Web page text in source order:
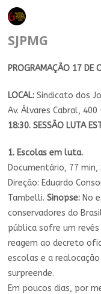
SJPMG
PROGRAMAÇÃO 17 DE
LOCAL:Sindicato dos
Av. Álvares Cabral, 400
18:30. SESSÃO LUTA
1. Escolas em luta.
Documentário, 77
Direção: Eduardo
Tambelli.Sinopse: No
conservadores do
pública sofre um
reagem ao decreto
escolas e a
surpreende.
Em poucos dias, por